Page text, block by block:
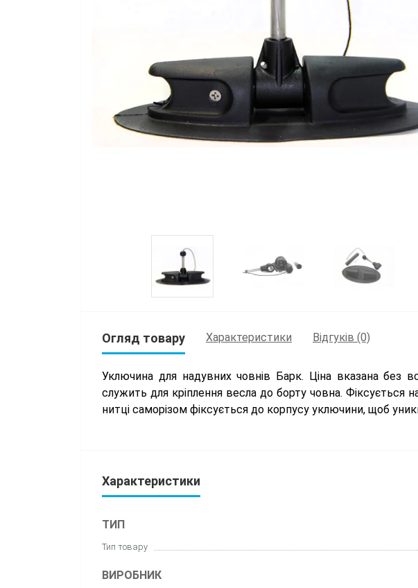
Огляд товару Характеристики Відгуків (0)
Уключина для надувних човнів Барк. Ціна вказана
служить для кріплення весла до борту човна. Фіксується
нитці саморізом фіксується до корпусу уключини, щоб
Характеристики
ТИП
Тип товару
ВИРОБНИК